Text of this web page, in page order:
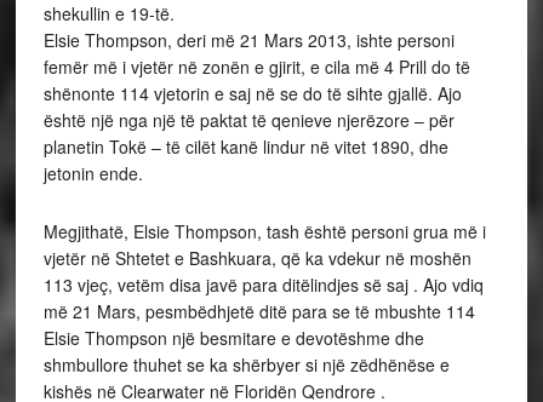
shekullin e 19-të.
Elsie Thompson, deri më 21 Mars 2013, ishte personi
femër më i vjetër në zonën e gjirit, e cila më 4 Prill do të
shënonte 114 vjetorin e saj në se do të sihte gjallë. Ajo
është një nga një të paktat të qenieve njerëzore – për
planetin Tokë – të cilët kanë lindur në vitet 1890, dhe
jetonin ende.
Megjithatë, Elsie Thompson, tash është personi grua më i
vjetër në Shtetet e Bashkuara, që ka vdekur në moshën
113 vjeç, vetëm disa javë para ditëlindjes së saj . Ajo vdiq
më 21 Mars, pesmbëdhjetë ditë para se të mbushte 114
Elsie Thompson një besmitare e devotëshme dhe
shmbullore thuhet se ka shërbyer si një zëdhënëse e
kishës në Clearwater në Floridën Qendrore .